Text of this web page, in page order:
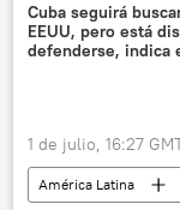
Cuba seguirá
EEUU, pero está
defenderse, indica
1 de julio, 16:27
América Latina